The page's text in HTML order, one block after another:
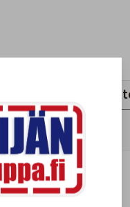
Viimeksi katsotut